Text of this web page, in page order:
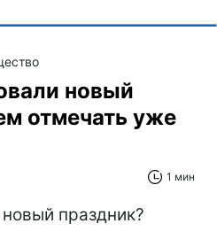
новый
отмечать уже
1 мин
праздник?